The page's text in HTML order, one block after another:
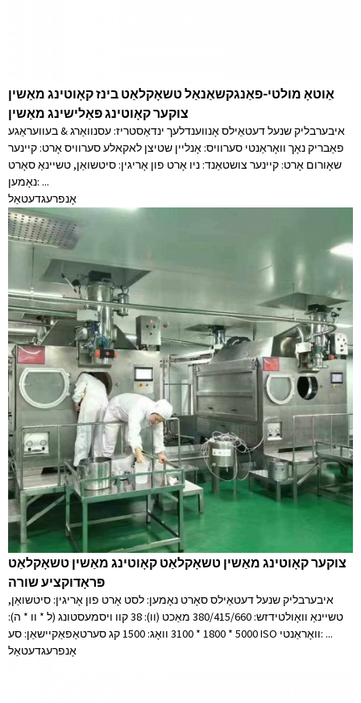
אַוטאָ מולטי-פאַנגקשאַנאַל טשאָקלאַט בינז קאָוטינג מאַשין
צוקער קאָוטינג פּאַלישינג מאַשין
איבערבליק שנעל דעטאַילס אָנווענדלעך ינדאַסטריז: עסנוואַרג & בעוועראַגע
פאַבריק נאָך וואָראַנטי סערוויס: אָנליין שטיצן לאקאלע סערוויס אָרט: קיינער
שאָורום אָרט: קיינער צושטאַנד: ניו אָרט פון אָריגין: סיטשואַן, טשיינאַ סאָרט
נאָמען: ...
אָנפרעגדעטאַל
צוקער קאָוטינג מאַשין טשאָקלאַט קאָוטינג מאַשין טשאָקלאַט
פּראָדוקציע שורה
איבערבליק שנעל דעטאַילס סאָרט נאָמען: לסט אָרט פון אָריגין: סיטשואַן,
טשיינאַ וואָולטידזש: 380/415/660 מאַכט (וו): 38 קוו ויסמעסטונג (ל * וו * ה):
5000 * 1800 * 3100 וואָג: 1500 קג סערטאַפאַקיישאַן: סע ISO וואָראַנטי: ...
אָנפרעגדעטאַל